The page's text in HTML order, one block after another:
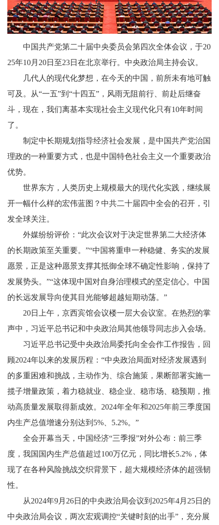
中国共产党第二十届中央委员会第四次全体会议，于20
25年10月20日至23日在北京举行。中央政治局主持会议。
几代人的现代化梦想，在今天的中国，前所未有地可触
可及。从“一五”到“十四五”，风雨无阻前行、前赴后继奋
斗，现在，我们离基本实现社会主义现代化只有10年时间
了。
制定中长期规划指导经济社会发展，是中国共产党治国
理政的一种重要方式，也是中国特色社会主义一个重要政治
优势。
世界东方，人类历史上规模最大的现代化实践，继续展
开一幅什么样的宏伟蓝图？中共二十届四中全会的召开，引
发全球关注。
外媒纷纷评价：“此次会议对于决定世界第二大经济体
的长期政策至关重要。”“中国将重申一种稳健、务实的发展
愿景，正是这种愿景支撑其抵御全球不确定性影响，保持了
发展势头。”“这体现中国对自身治理模式的坚定信心。中国
的长远发展导向使其目光能够超越短期动荡。”
20日上午，京西宾馆会议楼一层大会议室。在热烈的掌
声中，习近平总书记和中央政治局其他领导同志步入会场。
习近平总书记受中央政治局委托向全会作工作报告，回
顾2024年以来的发展历程：“中央政治局面对经济发展遇到
的多重困难和挑战，主动作为、综合施策，果断部署实施一
揽子增量政策，着力稳就业、稳企业、稳市场、稳预期，推
动高质量发展取得新成效。2024年全年和2025年前三季度国
内生产总值增速分别达到5%、5.2%。”
全会开幕当天，中国经济“三季报”对外公布：前三季
度，我国国内生产总值超过100万亿元，同比增长5.2%，体
现了在各种风险挑战交织背景下，超大规模经济体的超强韧
性。
从2024年9月26日的中央政治局会议到2025年4月25日的
中央政治局会议，两次宏观调控“关键时刻的出手”，充分展